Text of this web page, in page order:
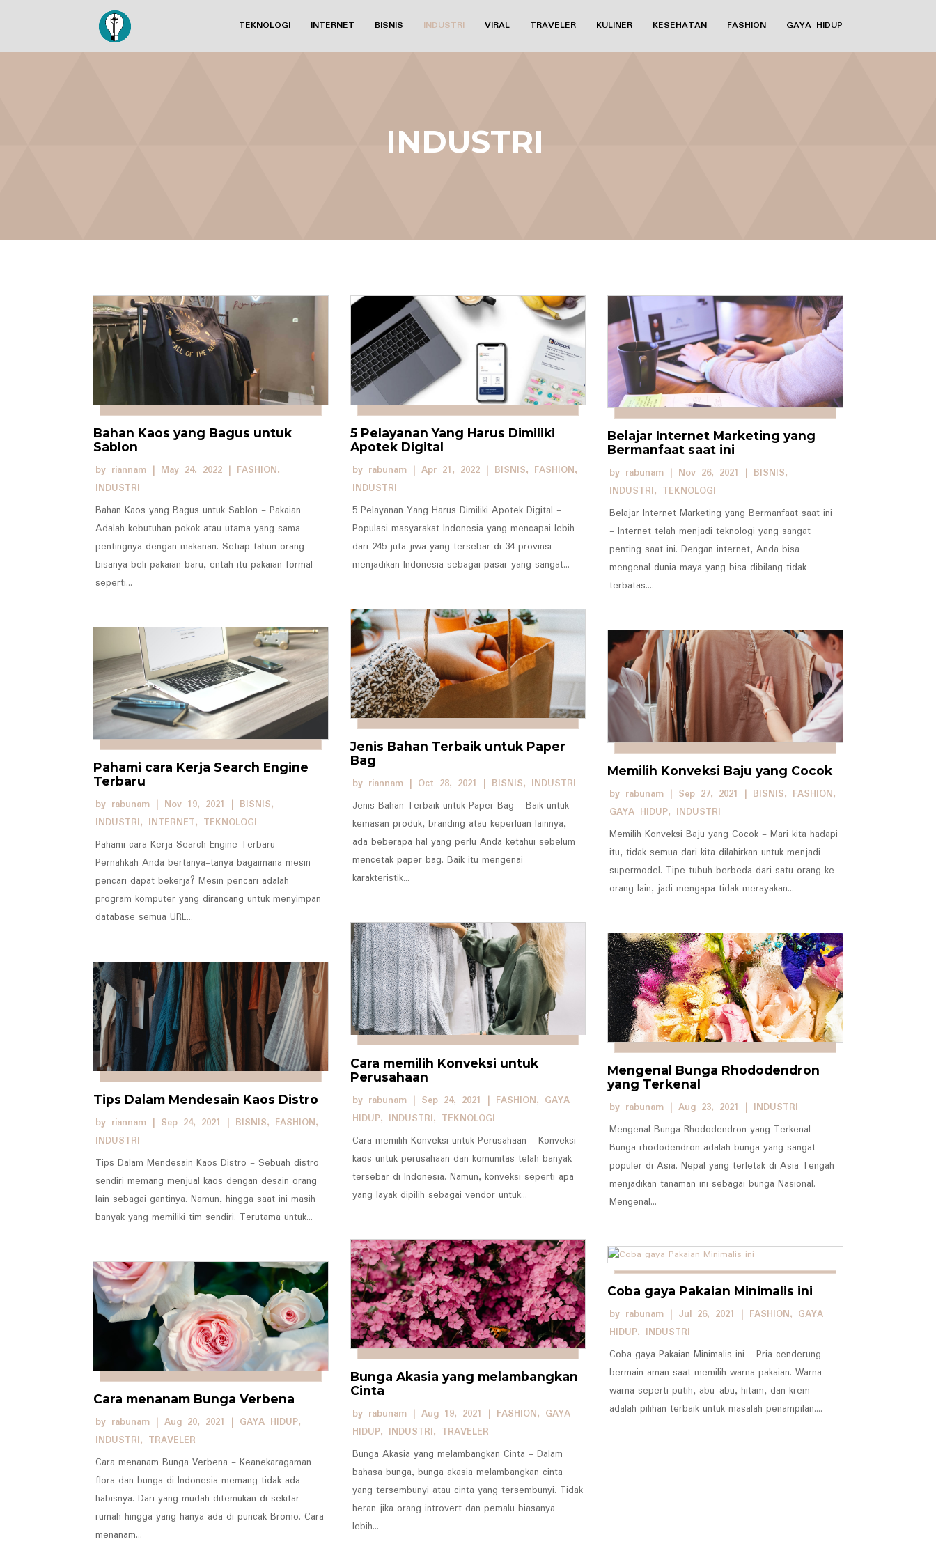
TEKNOLOGI INTERNET BISNIS INDUSTRI VIRAL TRAVELER KULINER KESEHATAN FASHION GAYA HIDUP
INDUSTRI
Bahan Kaos yang Bagus untuk
Sablon
by riannam | May 24, 2022 | FASHION,
INDUSTRI
Bahan Kaos yang Bagus untuk Sablon - Pakaian
Adalah kebutuhan pokok atau utama yang sama
pentingnya dengan makanan. Setiap tahun orang
bisanya beli pakaian baru, entah itu pakaian formal
seperti...
Pahami cara Kerja Search Engine
Terbaru
by rabunam | Nov 19, 2021 | BISNIS,
INDUSTRI, INTERNET, TEKNOLOGI
Pahami cara Kerja Search Engine Terbaru -
Pernahkah Anda bertanya-tanya bagaimana mesin
pencari dapat bekerja? Mesin pencari adalah
program komputer yang dirancang untuk menyimpan
database semua URL...
Tips Dalam Mendesain Kaos Distro
by riannam | Sep 24, 2021 | BISNIS, FASHION,
INDUSTRI
Tips Dalam Mendesain Kaos Distro - Sebuah distro
sendiri memang menjual kaos dengan desain orang
lain sebagai gantinya. Namun, hingga saat ini masih
banyak yang memiliki tim sendiri. Terutama untuk...
Cara menanam Bunga Verbena
by rabunam |Aug 20, 2021 | GAYA HIDUP,
INDUSTRI, TRAVELER
Cara menanam Bunga Verbena - Keanekaragaman
flora dan bunga di Indonesia memang tidak ada
habisnya. Dari yang mudah ditemukan di sekitar
rumah hingga yang hanya ada di puncak Bromo. Cara
menanam...
5 Pelayanan Yang Harus Dimiliki
Apotek Digital
by rabunam |Apr 21, 2022 | BISNIS, FASHION,
INDUSTRI
5 Pelayanan Yang Harus Dimiliki Apotek Digital -
Populasi masyarakat Indonesia yang mencapai lebih
dari 245 juta jiwa yang tersebar di 34 provinsi
menjadikan Indonesia sebagai pasar yang sangat...
Jenis Bahan Terbaik untuk Paper
Bag
by riannam | Oct 28, 2021 | BISNIS, INDUSTRI
Jenis Bahan Terbaik untuk Paper Bag - Baik untuk
kemasan produk, branding atau keperluan lainnya,
ada beberapa hal yang perlu Anda ketahui sebelum
mencetak paper bag. Baik itu mengenai
karakteristik...
Cara memilih Konveksi untuk
Perusahaan
by rabunam | Sep 24, 2021 | FASHION, GAYA
HIDUP, INDUSTRI, TEKNOLOGI
Cara memilih Konveksi untuk Perusahaan - Konveksi
kaos untuk perusahaan dan komunitas telah banyak
tersebar di Indonesia. Namun, konveksi seperti apa
yang layak dipilih sebagai vendor untuk...
Bunga Akasia yang melambangkan
Cinta
by rabunam |Aug 19, 2021 | FASHION, GAYA
HIDUP, INDUSTRI, TRAVELER
Bunga Akasia yang melambangkan Cinta - Dalam
bahasa bunga, bunga akasia melambangkan cinta
yang tersembunyi atau cinta yang tersembunyi. Tidak
heran jika orang introvert dan pemalu biasanya
lebih...
Belajar Internet Marketing yang
Bermanfaat saat ini
by rabunam | Nov 26, 2021 | BISNIS,
INDUSTRI, TEKNOLOGI
Belajar Internet Marketing yang Bermanfaat saat ini
- Internet telah menjadi teknologi yang sangat
penting saat ini. Dengan internet, Anda bisa
mengenal dunia maya yang bisa dibilang tidak
terbatas....
Memilih Konveksi Baju yang Cocok
by rabunam | Sep 27, 2021 | BISNIS, FASHION,
GAYA HIDUP, INDUSTRI
Memilih Konveksi Baju yang Cocok - Mari kita hadapi
itu, tidak semua dari kita dilahirkan untuk menjadi
supermodel. Tipe tubuh berbeda dari satu orang ke
orang lain, jadi mengapa tidak merayakan...
Mengenal Bunga Rhododendron
yang Terkenal
by rabunam |Aug 23, 2021 | INDUSTRI
Mengenal Bunga Rhododendron yang Terkenal -
Bunga rhododendron adalah bunga yang sangat
populer di Asia. Nepal yang terletak di Asia Tengah
menjadikan tanaman ini sebagai bunga Nasional.
Mengenal...
Coba gaya Pakaian Minimalis ini
by rabunam | Jul 26, 2021 | FASHION, GAYA
HIDUP, INDUSTRI
Coba gaya Pakaian Minimalis ini - Pria cenderung
bermain aman saat memilih warna pakaian. Warna-
warna seperti putih, abu-abu, hitam, dan krem ​​
adalah pilihan terbaik untuk masalah penampilan....